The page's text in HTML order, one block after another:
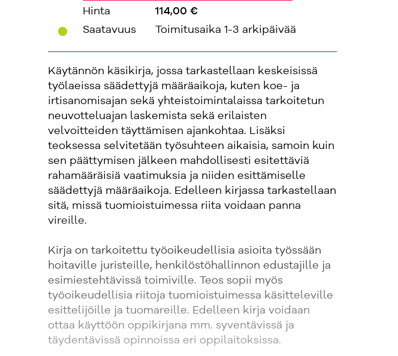
Hinta
114,00 €
Saatavuus
Toimitusaika 1-3 arkipäivää
Käytännön käsikirja, jossa tarkastellaan keskeisissä
työlaeissa säädettyjä määräaikoja, kuten koe- ja
irtisanomisajan sekä yhteistoimintalaissa tarkoitetun
neuvotteluajan laskemista sekä erilaisten
velvoitteiden täyttämisen ajankohtaa. Lisäksi
teoksessa selvitetään työsuhteen aikaisia, samoin kuin
sen päättymisen jälkeen mahdollisesti esitettäviä
rahamääräisiä vaatimuksia ja niiden esittämiselle
säädettyjä määräaikoja. Edelleen kirjassa tarkastellaan
sitä, missä tuomioistuimessa riita voidaan panna
vireille.
Kirja on tarkoitettu työoikeudellisia asioita työssään
hoitaville juristeille, henkilöstöhallinnon edustajille ja
esimiestehtävissä toimiville. Teos sopii myös
työoikeudellisia riitoja tuomioistuimessa käsitteleville
esittelijöille ja tuomareille. Edelleen kirja voidaan
ottaa käyttöön oppikirjana mm. syventävissä ja
täydentävissä opinnoissa eri oppilaitoksissa.